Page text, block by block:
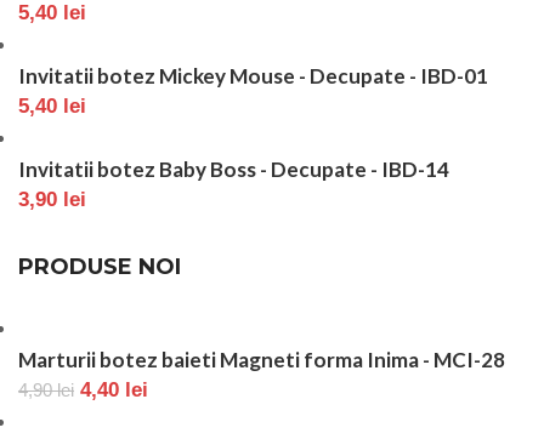
5,40 lei
Invitatii botez Mickey Mouse - Decupate - IBD-01
5,40 lei
Invitatii botez Baby Boss - Decupate - IBD-14
3,90 lei
PRODUSE NOI
Marturii botez baieti Magneti forma Inima - MCI-28
4,90lei 4,40 lei